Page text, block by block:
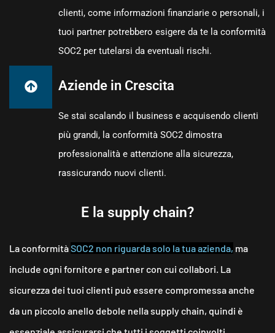
clienti, come informazioni finanziarie o personali, i
tuoi partner potrebbero esigere da te la conformità
SOC2 per tutelarsi da eventuali rischi.
Aziende in Crescita
Se stai scalando il business e acquisendo clienti
più grandi, la conformità SOC2 dimostra
professionalità e attenzione alla sicurezza,
rassicurando nuovi clienti.
E la supply chain?
La conformitàSOC2 non riguarda solo la tua azienda, ma
include ogni fornitore e partner con cui collabori. La
sicurezza dei tuoi clienti può essere compromessa anche
da un piccolo anello debole nella supply chain, quindi è